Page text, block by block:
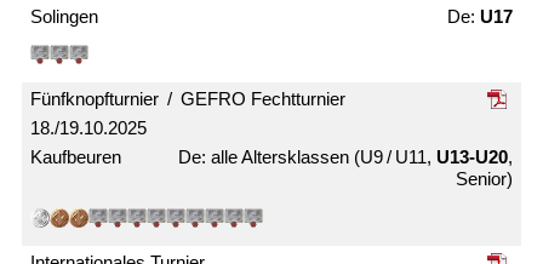
Solingen U17
18./19.10.2025
Fünfknopf­turnier / GEFRO Fecht­turnier
Kaufbeuren alle Alters­klassen (U9 / U11, U13-U20,
Senior)